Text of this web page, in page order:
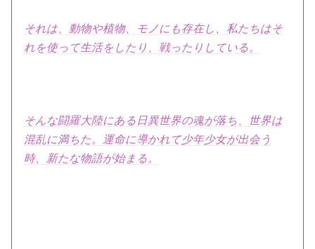
それは、動物や植物、モノにも存在し、私たちはそ
れを使って生活をしたり、戦ったりしている。
そんな闘羅大陸にある日異世界の魂が落ち、世界は
混乱に満ちた。運命に導かれて少年少女が出会う
時、新たな物語が始まる。